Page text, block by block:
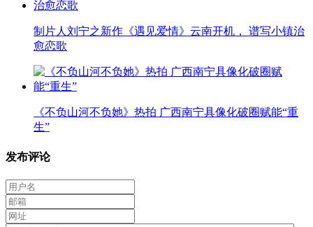
制片人刘宁之新作《遇见爱情》云南开机， 谱写小镇治
愈恋歌
《不负山河不负她》热拍 广西南宁具像化破圈赋能“重
生”
发布评论